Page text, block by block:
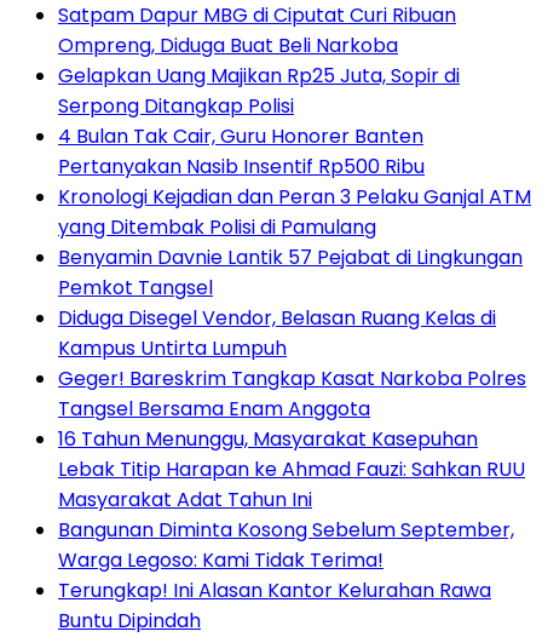
Satpam Dapur MBG di Ciputat Curi Ribuan
Ompreng, Diduga Buat Beli Narkoba
Gelapkan Uang Majikan Rp25 Juta, Sopir di
Serpong Ditangkap Polisi
4 Bulan Tak Cair, Guru Honorer Banten
Pertanyakan Nasib Insentif Rp500 Ribu
Kronologi Kejadian dan Peran 3 Pelaku Ganjal ATM
yang Ditembak Polisi di Pamulang
Benyamin Davnie Lantik 57 Pejabat di Lingkungan
Pemkot Tangsel
Diduga Disegel Vendor, Belasan Ruang Kelas di
Kampus Untirta Lumpuh
Geger! Bareskrim Tangkap Kasat Narkoba Polres
Tangsel Bersama Enam Anggota
16 Tahun Menunggu, Masyarakat Kasepuhan
Lebak Titip Harapan ke Ahmad Fauzi: Sahkan RUU
Masyarakat Adat Tahun Ini
Bangunan Diminta Kosong Sebelum September,
Warga Legoso: Kami Tidak Terima!
Terungkap! Ini Alasan Kantor Kelurahan Rawa
Buntu Dipindah